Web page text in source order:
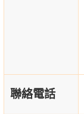
聯絡電話